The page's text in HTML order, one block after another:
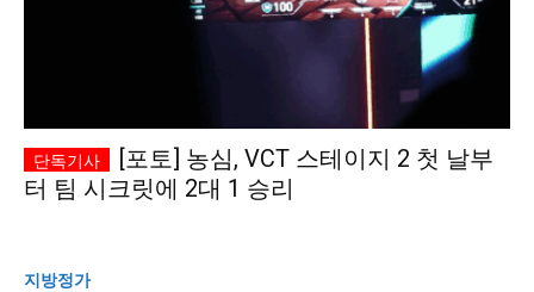
[포토] 농심, VCT 스테이지 2 첫 날부
터 팀 시크릿에 2대 1 승리
지방정가